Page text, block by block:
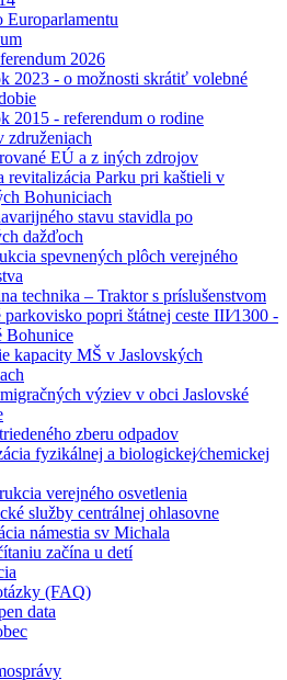
2026
2023 - o možnosti skrátiť volebné
2015 - referendum o rodine
združeniach
EÚ a z iných zdrojov
revitalizácia Parku pri kaštieli v
Bohuniciach
stavu stavidla po
dažďoch
spevnených plôch verejného
technika – Traktor s príslušenstvom
parkovisko popri štátnej ceste III⁄1300 -
Bohunice
kapacity MŠ v Jaslovských
výziev v obci Jaslovské
zberu odpadov
fyzikálnej a biologickej⁄chemickej
verejného osvetlenia
služby centrálnej ohlasovne
námestia sv Michala
začína u detí
(FAQ)
data